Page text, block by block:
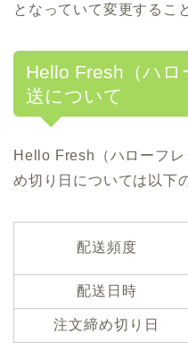
となっていて変更するこ
Hello Fresh（ハ
送について
Hello Fresh（ハローフ
め切り日については以下
配送頻度
配送日時
注文締め切り日